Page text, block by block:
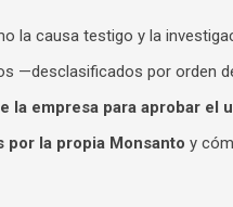
la causa testigo y la
—desclasificados por orden
la empresa para aprobar
la propia Monsanto y